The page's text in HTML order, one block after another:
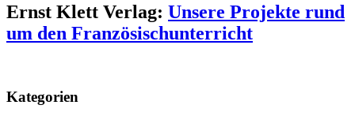
Ernst Klett Verlag: Unsere Projekte rund
um den Französischunterricht
Kategorien